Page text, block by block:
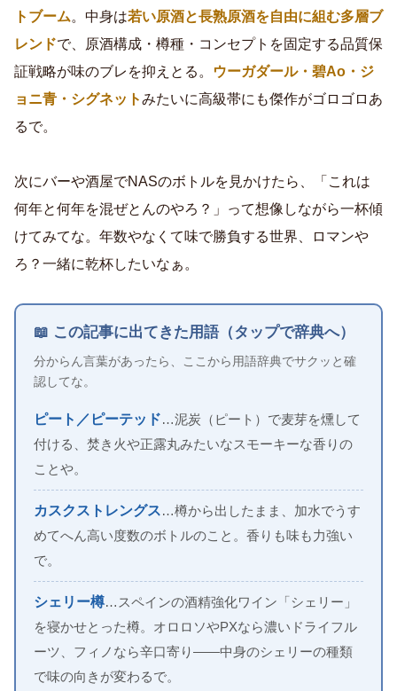
トブーム。中身は若い原酒と長熟原酒を自由に組む多層ブ
レンドで、原酒構成・樽種・コンセプトを固定する品質保
証戦略が味のブレを抑えとる。
ウーガダール・碧Ao・ジ
ョニ青・シグネットみたいに高級帯にも傑作がゴロゴロあ
るで。
次にバーや酒屋でNASのボトルを見かけたら、「これは
何年と何年を混ぜとんのやろ？」って想像しながら一杯傾
けてみてな。年数やなくて味で勝負する世界、ロマンや
ろ？一緒に乾杯したいなぁ。
📖 この記事に出てきた用語（タップで辞典へ）
分からん言葉があったら、ここから用語辞典でサクッと確
認してな。
ピート／ピーテッド…泥炭（ピート）で麦芽を燻して
付ける、焚き火や正露丸みたいなスモーキーな香りの
ことや。
カスクストレングス…樽から出したまま、加水でうす
めてへん高い度数のボトルのこと。香りも味も力強い
で。
シェリー樽…スペインの酒精強化ワイン「シェリー」
を寝かせとった樽。オロロソやPXなら濃いドライフル
ーツ、フィノなら辛口寄り——中身のシェリーの種類
で味の向きが変わるで。